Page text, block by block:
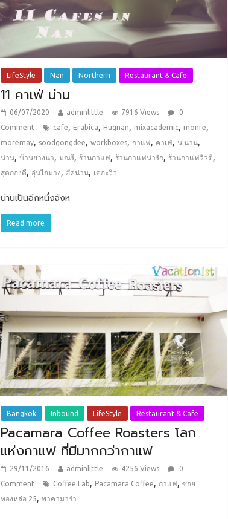
LifeStyle Nan Northern Restaurant & Cafe
11 คาเฟ่ น่าน
06/07/2020 adminlittle 7916 Views
0
Comment
cafe, Erabica, Hugnan, mixacademic, monre,
moremay, soodgongdee,workboxes, กาแฟ , คาเฟ่ ,น.น่าน,
น่าน,บ้านยางนา,มณรี, ร้านกาแฟ , ร้านกาแฟน่ารัก, ร้านกาแฟวิวดี,
สุดกองดี, อุ่นไอมาง, ฮัคน่าน, เดอะวิว
น่านเป็นอีกหนึ่งจังห
Read more
Bangkok Inbound LifeStyle Restaurant & Cafe
Pacamara Coffee Roasters โลก
แห่งกาแฟ ที่มีมากกว่ากาแฟ
29/11/2016 adminlittle 4256 Views
0
Comment
Coffee Lab, Pacamara Coffee, กาแฟ,ซอย
ทองหล่อ 25,พาคามาร่า